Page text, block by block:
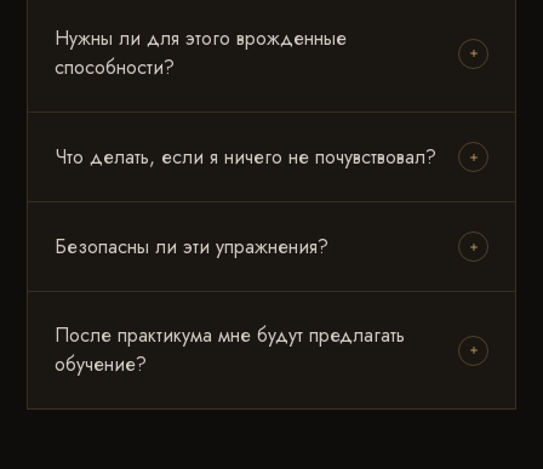
Нужны ли для этого врожденные
способности?
Что делать, если я ничего не почувствовал?
Безопасны ли эти упражнения?
После практикума мне будут предлагать
обучение?